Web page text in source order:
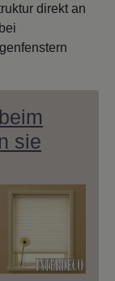
direkt an
sie